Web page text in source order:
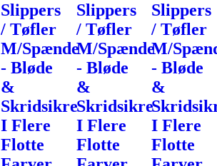
Slippers
/ Tøfler
M/Spænde
- Bløde
&
Skridsikre
I Flere
Flotte
Slippers
/ Tøfler
M/Spænde
- Bløde
&
Skridsikre
I Flere
Flotte
Slippers
/ Tøfler
M/
- Bløde
&
I Flere
Flotte